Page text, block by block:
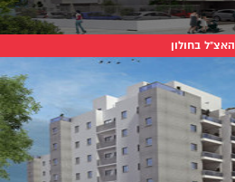
האצ"ל בחולון